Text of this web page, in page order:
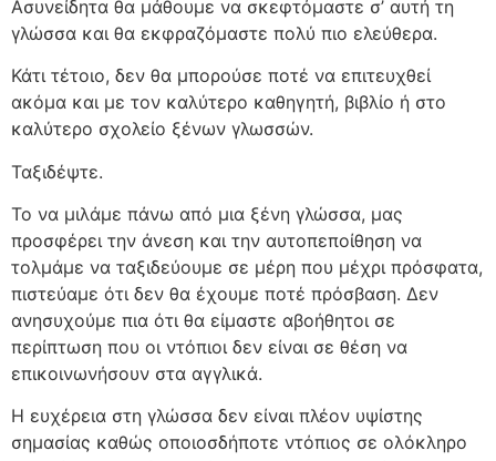
Ασυνείδητα θα μάθουμε να σκεφτόμαστε σ’ αυτή τη
γλώσσα και θα εκφραζόμαστε πολύ πιο ελεύθερα.
Κάτι τέτοιο, δεν θα μπορούσε ποτέ να επιτευχθεί
ακόμα και με τον καλύτερο καθηγητή, βιβλίο ή στο
καλύτερο σχολείο ξένων γλωσσών.
Ταξιδέψτε.
Το να μιλάμε πάνω από μια ξένη γλώσσα, μας
προσφέρει την άνεση και την αυτοπεποίθηση να
τολμάμε να ταξιδεύουμε σε μέρη που μέχρι πρόσφατα,
πιστεύαμε ότι δεν θα έχουμε ποτέ πρόσβαση. Δεν
ανησυχούμε πια ότι θα είμαστε αβοήθητοι σε
περίπτωση που οι ντόπιοι δεν είναι σε θέση να
επικοινωνήσουν στα αγγλικά.
Η ευχέρεια στη γλώσσα δεν είναι πλέον υψίστης
σημασίας καθώς οποιοσδήποτε ντόπιος σε ολόκληρο